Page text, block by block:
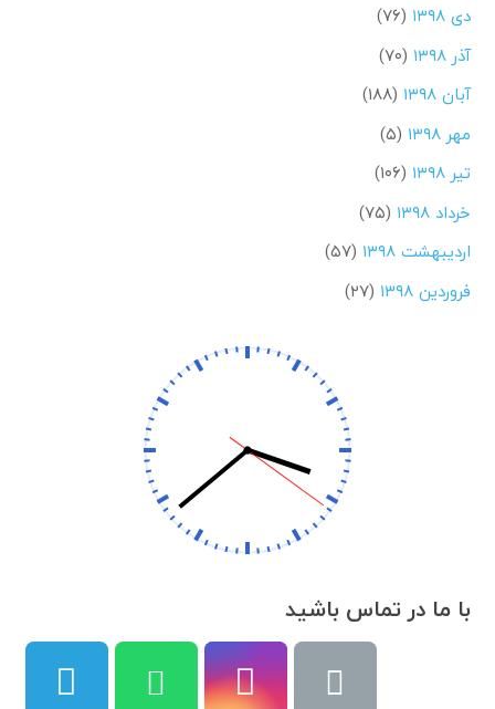
دی ۱۳۹۸
(۷۶)
آذر ۱۳۹۸
(۷۰)
آبان ۱۳۹۸
(۱۸۸)
مهر ۱۳۹۸
(۵)
تیر ۱۳۹۸
(۱۰۶)
خرداد ۱۳۹۸
(۷۵)
اردیبهشت ۱۳۹۸
(۵۷)
فروردین ۱۳۹۸
(۲۷)
با ما در تماس باشید